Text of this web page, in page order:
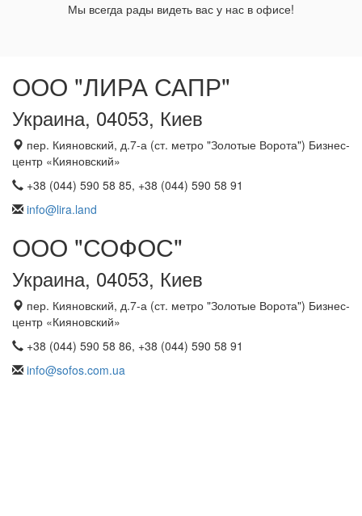
Мы всегда рады видеть вас у нас в офисе!
ООО "ЛИРА САПР"
Украина, 04053, Киев
пер. Кияновский, д.7-а (ст. метро "Золотые Ворота") Бизнес-
центр «Кияновский»
+38 (044) 590 58 85, +38 (044) 590 58 91
info@lira.land
ООО "СОФОС"
Украина, 04053, Киев
пер. Кияновский, д.7-а (ст. метро "Золотые Ворота") Бизнес-
центр «Кияновский»
+38 (044) 590 58 86, +38 (044) 590 58 91
info@sofos.com.ua